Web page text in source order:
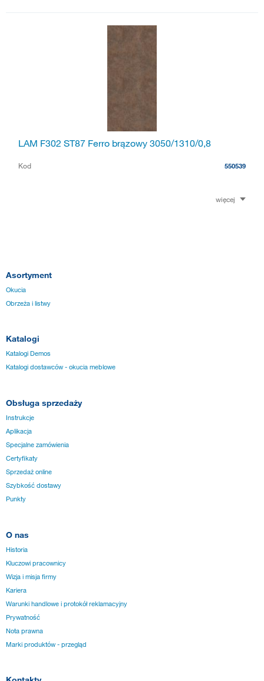
LAM F302 ST87 Ferro brązowy 3050/1310/0,8
Kod 550539
więcej
Asortyment
Okucia
Obrzeża i listwy
Katalogi
Katalogi Demos
Katalogi dostawców - okucia meblowe
Obsługa sprzedaży
Instrukcje
Aplikacja
Specjalne zamówienia
Certyfikaty
Sprzedaż online
Szybkość dostawy
Punkty
O nas
Historia
Kluczowi pracownicy
Wizja i misja firmy
Kariera
Warunki handlowe i protokół reklamacyjny
Prywatność
Nota prawna
Marki produktów - przegląd